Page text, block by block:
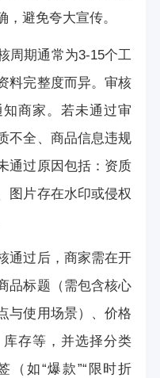
避免夸大宣传。
周期通常为3-15个工
料完整度而异。审核
商家。若未通过审
不全、商品信息违规
通过原因包括：资质
图片存在水印或侵权
通过后，商家需在开
品标题（需包含核心
与使用场景）、价格
库存等，并选择分类
（如“爆款”“限时折